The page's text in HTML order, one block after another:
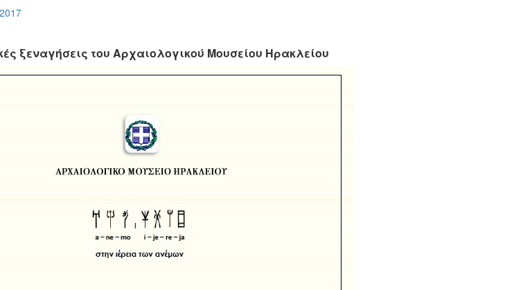
ξεναγήσεις του Αρχαιολογικού Μουσείου Ηρακλείου